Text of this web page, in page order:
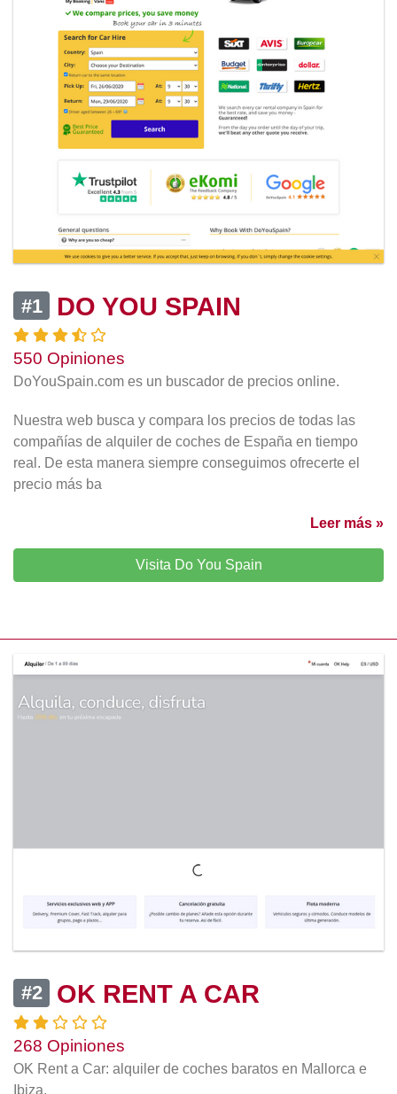
#1 DO YOU SPAIN
550 Opiniones
DoYouSpain.com es un buscador de precios online.
Nuestra web busca y compara los precios de todas las
compañías de alquiler de coches de España en tiempo
real. De esta manera siempre conseguimos ofrecerte el
precio más ba
Leer más »
Visita Do You Spain
#2 OK RENT A CAR
268 Opiniones
OK Rent a Car: alquiler de coches baratos en Mallorca e
Ibiza.